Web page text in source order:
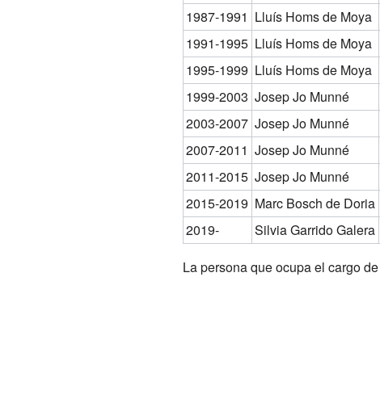
1987-1991 Lluís Homs de Moya
1991-1995 Lluís Homs de Moya
1995-1999 Lluís Homs de Moya
1999-2003 Josep Jo Munné
2003-2007 Josep Jo Munné
2007-2011 Josep Jo Munné
2011-2015 Josep Jo Munné
2015-2019 Marc Bosch de Doria
2019-
Silvia Garrido Galera
La persona que ocupa el cargo de